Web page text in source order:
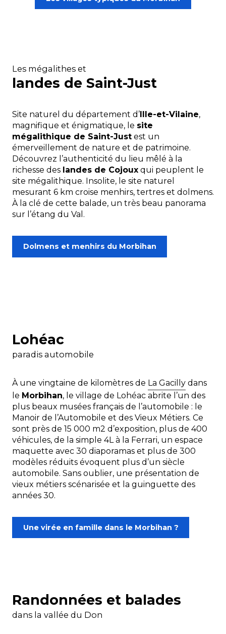
Les mégalithes et
landes de Saint-Just
Site naturel du département d’Ille-et-Vilaine,
magnifique et énigmatique, le site
mégalithique de Saint-Just est un
émerveillement de nature et de patrimoine.
Découvrez l’authenticité du lieu mêlé à la
richesse des landes de Cojoux qui peuplent le
site mégalithique. Insolite, le site naturel
mesurant 6 km croise menhirs, tertres et dolmens.
À la clé de cette balade, un très beau panorama
sur l’étang du Val.
Dolmens et menhirs du Morbihan
Lohéac
paradis automobile
À une vingtaine de kilomètres de La Gacilly dans
le Morbihan, le village de Lohéac abrite l’un des
plus beaux musées français de l’automobile : le
Manoir de l’Automobile et des Vieux Métiers. Ce
sont près de 15 000 m2 d’exposition, plus de 400
véhicules, de la simple 4L à la Ferrari, un espace
maquette avec 30 diaporamas et plus de 300
modèles réduits évoquent plus d’un siècle
automobile. Sans oublier, une présentation de
vieux métiers scénarisée et la guinguette des
années 30.
Une virée en famille dans le Morbihan ?
Randonnées et balades
dans la vallée du Don